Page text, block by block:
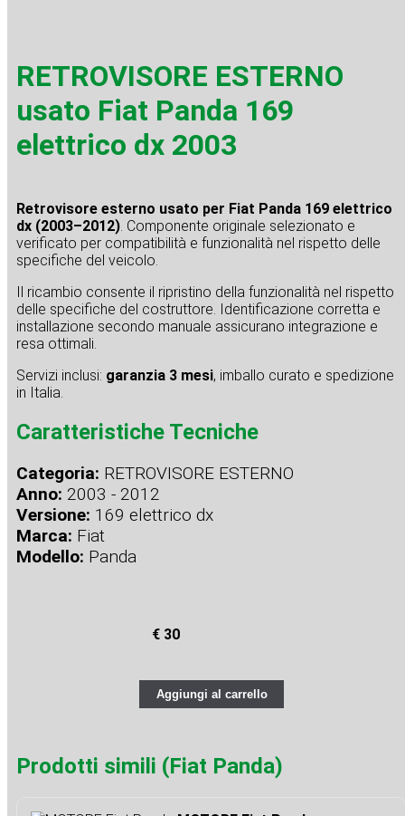
RETROVISORE ESTERNO
usato Fiat Panda 169
elettrico dx 2003
Retrovisore esterno usato per Fiat Panda 169 elettrico
dx (2003–2012). Componente originale selezionato e
verificato per compatibilità e funzionalità nel rispetto delle
specifiche del veicolo.
Il ricambio consente il ripristino della funzionalità nel rispetto
delle specifiche del costruttore. Identificazione corretta e
installazione secondo manuale assicurano integrazione e
resa ottimali.
Servizi inclusi: garanzia 3 mesi, imballo curato e spedizione
in Italia.
Caratteristiche Tecniche
Categoria: RETROVISORE ESTERNO
Anno: 2003 - 2012
Versione: 169 elettrico dx
Marca: Fiat
Modello: Panda
€ 30
Aggiungi al carrello
Prodotti simili (Fiat Panda)